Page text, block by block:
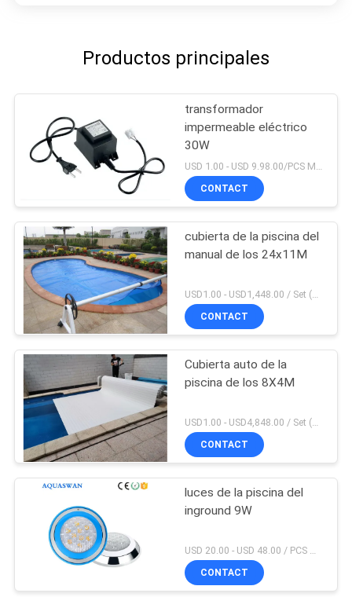
Productos principales
transformador
impermeable eléctrico
30W
USD 1.00 - USD 9.98.00/PCS MOQ:PC 1
CONTACT
cubierta de la piscina del
manual de los 24x11M
USD1.00 - USD1,448.00 / Set (3 Cover With 3 Roller), Only Cover USD1.50 - USD3.50 / Square Meter MOQ:PC 1
CONTACT
Cubierta auto de la
piscina de los 8X4M
CONTACT
luces de la piscina del
inground 9W
CONTACT